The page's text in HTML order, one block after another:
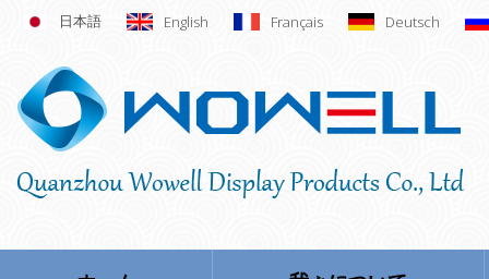
日本語 English Français Deutsch